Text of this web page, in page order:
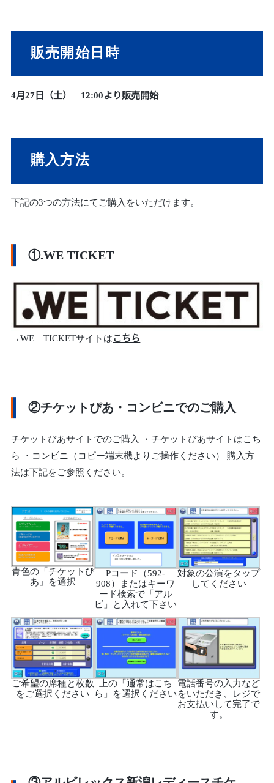
販売開始日時
4月27日（土） 12:00より販売開始
購入方法
下記の3つの方法にてご購入をいただけます。
①.WE TICKET
→WE TICKETサイトはこちら
②チケットぴあ・コンビニでのご購入
チケットぴあサイトでのご購入 ・チケットぴあサイトはこち
ら ・コンビニ（コピー端末機よりご操作ください） 購入方
法は下記をご参照ください。
青色の「チケットぴ
あ」を選択
Pコード（592-
908）またはキーワ
ード検索で「アル
ビ」と入れて下さい
対象の公演をタップ
してください
ご希望の席種と枚数
をご選択ください
上の「通常はこち
ら」を選択ください
電話番号の入力など
をいただき、レジで
お支払いして完了で
す。